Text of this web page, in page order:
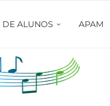
ALUNOS APAM